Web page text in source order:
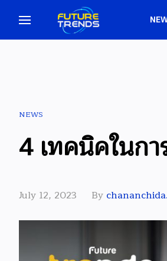
NEWS
4 เทคนิคในก
July 12, 2023 By